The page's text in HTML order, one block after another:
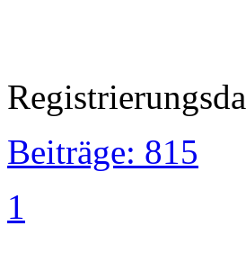
Beiträge: 815
1